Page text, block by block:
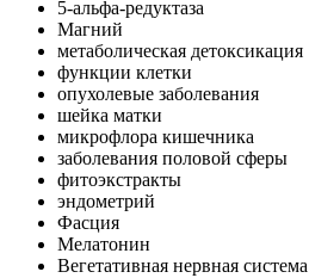
5-альфа-редуктаза
Магний
метаболическая детоксикация
функции клетки
опухолевые заболевания
шейка матки
микрофлора кишечника
заболевания половой сферы
фитоэкстракты
эндометрий
Фасция
Мелатонин
Вегетативная нервная система